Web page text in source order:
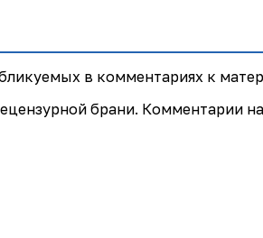
в комментариях к
брани. Комментарии